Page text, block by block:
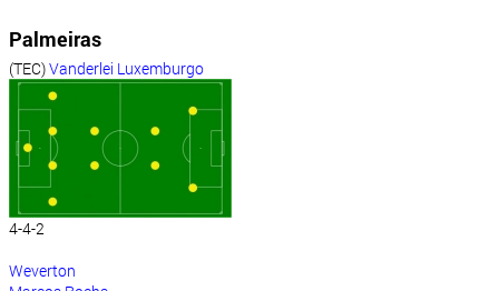
Palmeiras
(TEC)Vanderlei Luxemburgo
4-4-2
Weverton